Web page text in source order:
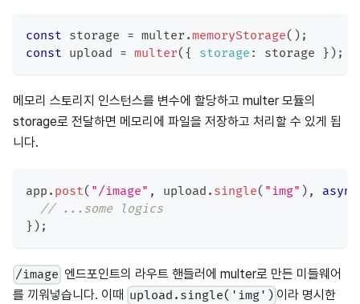
const storage = multer .memoryStorage( ) ;
const upload = multer( { storage : storage } ) ;
메모리 스토리지 인스턴스를 변수에 할당하고 multer 모듈의
storage로 전달하면 메모리에 파일을 저장하고 처리할 수 있게 됩
니다.
app . post( "/image" , upload . single( "img" ) ,
async
// ...some logics
} ) ;
/image 엔드포인트의 라우트 핸들러에 multer로 만든 미들웨어
를 끼워넣습니다. 이때 upload.single('img') 이라 명시한